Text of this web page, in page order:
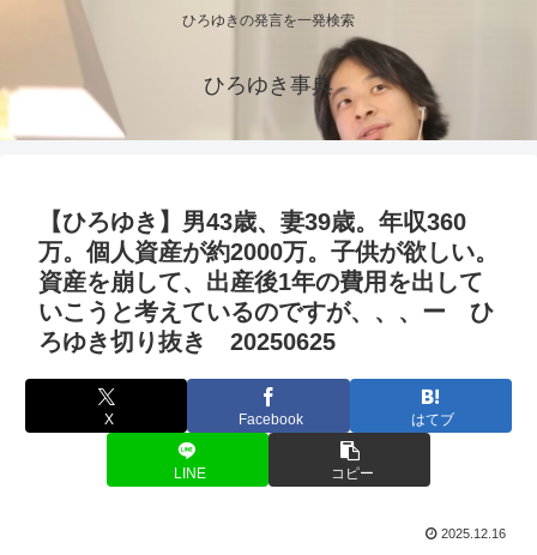
ひろゆきの発言を一発検索
ひろゆき事典
【ひろゆき】男43歳、妻39歳。年収360
万。個人資産が約2000万。子供が欲しい。
資産を崩して、出産後1年の費用を出して
いこうと考えているのですが、、、ー ひ
ろゆき切り抜き 20250625
X Facebook はてブ
LINE コピー
2025.12.16